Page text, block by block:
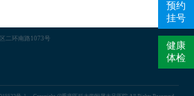
预约
挂号
健康
体检
二环南路1073号